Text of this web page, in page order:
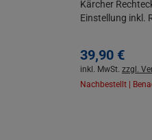
Kärcher
Einstellung inkl.
39,90 €
inkl. MwSt. zzgl.
Nachbestellt |